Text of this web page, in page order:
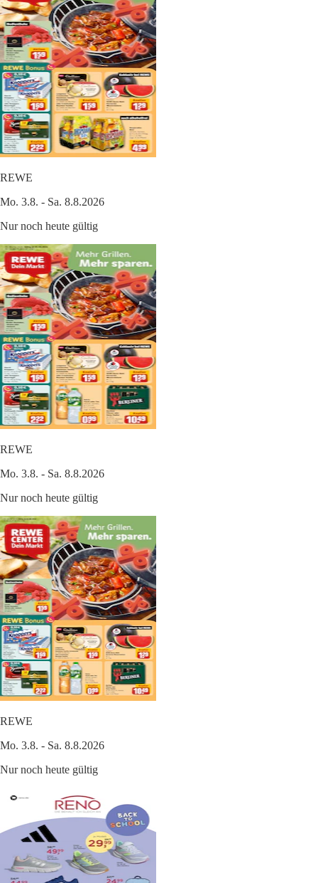
REWE
Mo. 3.8. - Sa. 8.8.2026
Nur noch heute gültig
REWE
Mo. 3.8. - Sa. 8.8.2026
Nur noch heute gültig
REWE
Mo. 3.8. - Sa. 8.8.2026
Nur noch heute gültig